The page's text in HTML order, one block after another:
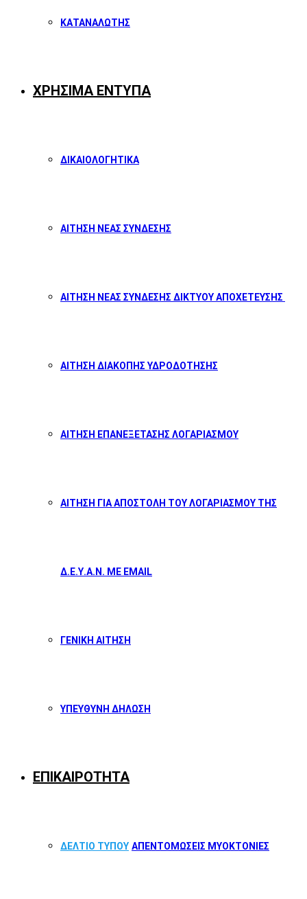
ΚΑΤΑΝΑΛΩΤΗΣ
ΧΡΗΣΙΜΑ ΕΝΤΥΠΑ
ΔΙΚΑΙΟΛΟΓΗΤΙΚΑ
ΑΙΤΗΣΗ ΝΕΑΣ ΣΥΝΔΕΣΗΣ
ΑΙΤΗΣΗ ΝΕΑΣ ΣΥΝΔΕΣΗΣ ΔΙΚΤΥΟΥ ΑΠΟΧΕΤΕΥΣΗΣ
ΑΙΤΗΣΗ ΔΙΑΚΟΠΗΣ ΥΔΡΟΔΟΤΗΣΗΣ
ΑΙΤΗΣΗ ΕΠΑΝΕΞΕΤΑΣΗΣ ΛΟΓΑΡΙΑΣΜΟΥ
ΑΙΤΗΣΗ ΓΙΑ ΑΠΟΣΤΟΛΗ ΤΟΥ ΛΟΓΑΡΙΑΣΜΟΥ ΤΗΣ
Δ.Ε.Υ.Α.Ν. ΜΕ EMAIL
ΓΕΝΙΚΗ ΑΙΤΗΣΗ
ΥΠΕΥΘΥΝΗ ΔΗΛΩΣΗ
ΕΠΙΚΑΙΡΟΤΗΤΑ
ΔΕΛΤΙΟ ΤΥΠΟΥ ΑΠΕΝΤΟΜΩΣΕΙΣ ΜΥΟΚΤΟΝΙΕΣ